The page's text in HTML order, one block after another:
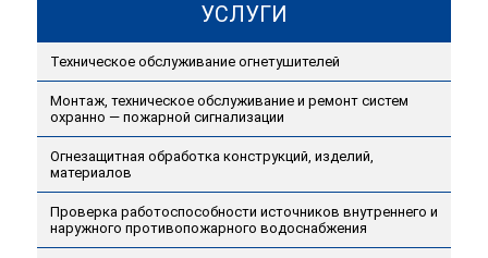
УСЛУГИ
Техническое обслуживание огнетушителей
Монтаж, техническое обслуживание и ремонт систем
охранно — пожарной сигнализации
Огнезащитная обработка конструкций, изделий,
материалов
Проверка работоспособности источников внутреннего и
наружного противопожарного водоснабжения